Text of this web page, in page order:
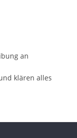
an
klären alles